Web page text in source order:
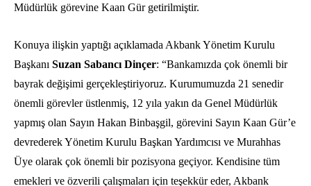
Müdürlük görevine Kaan Gür getirilmiştir.
Konuya ilişkin yaptığı açıklamada Akbank Yönetim Kurulu
Başkanı Suzan Sabancı Dinçer: “Bankamızda çok önemli bir
bayrak değişimi gerçekleştiriyoruz. Kurumumuzda 21 senedir
önemli görevler üstlenmiş, 12 yıla yakın da Genel Müdürlük
yapmış olan Sayın Hakan Binbaşgil, görevini Sayın Kaan Gür’e
devrederek Yönetim Kurulu Başkan Yardımcısı ve Murahhas
Üye olarak çok önemli bir pozisyona geçiyor. Kendisine tüm
emekleri ve özverili çalışmaları için teşekkür eder, Akbank